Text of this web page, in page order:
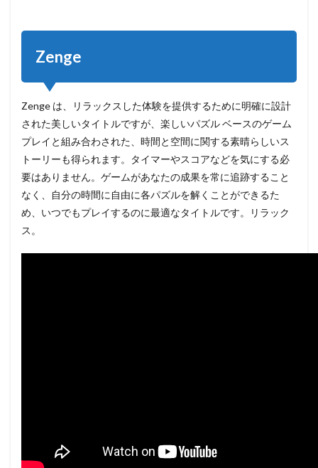
Zenge
Zenge は、リラックスした体験を提供するために明確に設計
された美しいタイトルですが、楽しいパズル ベースのゲーム
プレイと組み合わされた、時間と空間に関する素晴らしいス
トーリーも得られます。タイマーやスコアなどを気にする必
要はありません。ゲームがあなたの成果を常に追跡すること
なく、自分の時間に自由に各パズルを解くことができるた
め、いつでもプレイするのに最適なタイトルです。リラック
ス。